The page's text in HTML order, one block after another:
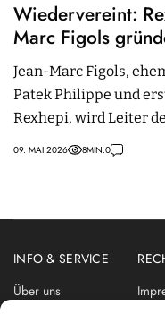
Wiedervereint:
Marc Figols
Ausbildungsatelier
Jean-Marc Figols,
Patek Philippe und
Rexhepi, wird Leiter
Akrivia. Wir waren zu
09. MAI 2026 8MIN.0
INFO & SERVICE
Über uns